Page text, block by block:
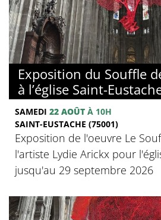
Exposition du Souffle
à l’église Saint-
SAMEDI 22 AOÛT À 10H
SAINT-EUSTACHE (75001)
Exposition de l'oeuvre Le
l'artiste Lydie Arickx pour
jusqu'au 29 septembre 2026